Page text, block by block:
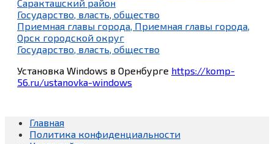
Саракташский район
Государство, власть, общество
Приемная главы города, Приемная главы города,
Орск городской округ
Государство, власть, общество
Установка Windows в Оренбурге https://komp-
56.ru/ustanovka-windows
Главная
Политика конфиденциальности